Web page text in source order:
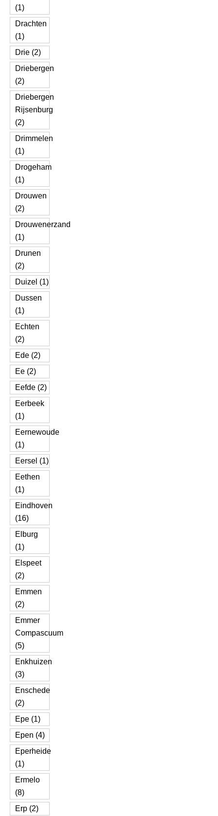
(1)
Drachten
(1)
Drie (2)
Driebergen
(2)
Driebergen
Rijsenburg
(2)
Drimmelen
(1)
Drogeham
(1)
Drouwen
(2)
Drouwenerzand
(1)
Drunen
(2)
Duizel (1)
Dussen
(1)
Echten
(2)
Ede (2)
Ee (2)
Eefde (2)
Eerbeek
(1)
Eernewoude
(1)
Eersel (1)
Eethen
(1)
Eindhoven
(16)
Elburg
(1)
Elspeet
(2)
Emmen
(2)
Emmer
Compascuum
(5)
Enkhuizen
(3)
Enschede
(2)
Epe (1)
Epen (4)
Eperheide
(1)
Ermelo
(8)
Erp (2)